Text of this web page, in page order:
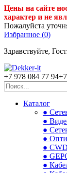
Цены на сайте
характер и не
Пожалуйста
Избранное (0)
Здравствуйте,
+7 978 084 77 94
Каталог
●
●
●
●
●
●
●